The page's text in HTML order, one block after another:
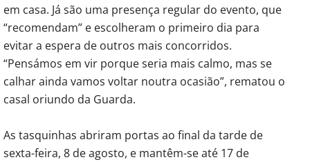
em casa. Já são uma presença regular do evento, que
“recomendam” e escolheram o primeiro dia para
evitar a espera de outros mais concorridos.
“Pensámos em vir porque seria mais calmo, mas se
calhar ainda vamos voltar noutra ocasião”, rematou o
casal oriundo da Guarda.
As tasquinhas abriram portas ao final da tarde de
sexta-feira, 8 de agosto, e mantêm-se até 17 de